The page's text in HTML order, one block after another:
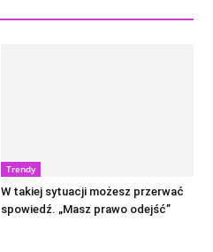
Trendy
W takiej sytuacji możesz przerwać
spowiedź. „Masz prawo odejść”